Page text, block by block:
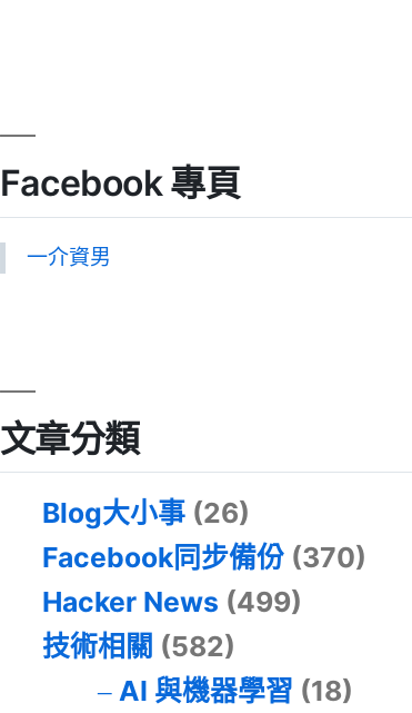
Facebook 專頁
一介資男
文章分類
Blog大小事 (26)
Facebook同步備份 (370)
Hacker News (499)
技術相關 (582)
AI 與機器學習 (18)